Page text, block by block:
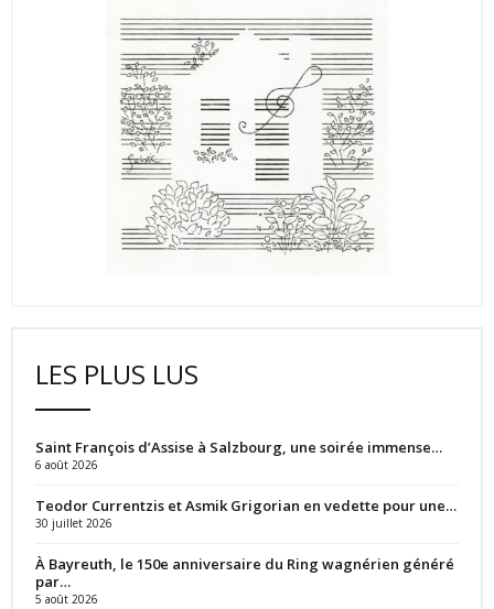
LES PLUS LUS
Saint François d’Assise à Salzbourg, une soirée immense…
6 août 2026
Teodor Currentzis et Asmik Grigorian en vedette pour une…
30 juillet 2026
À Bayreuth, le 150e anniversaire du Ring wagnérien généré
par…
5 août 2026